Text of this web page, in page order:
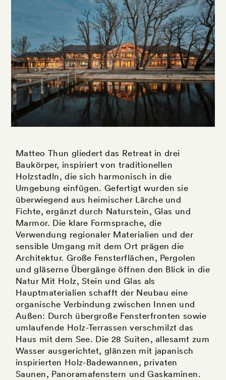
Matteo Thun gliedert das Retreat in drei
Baukörper, inspiriert von traditionellen
Holzstadln, die sich harmonisch in die
Umgebung einfügen. Gefertigt wurden sie
überwiegend aus heimischer Lärche und
Fichte, ergänzt durch Naturstein, Glas und
Marmor. Die klare Formsprache, die
Verwendung regionaler Materialien und der
sensible Umgang mit dem Ort prägen die
Architektur. Große Fensterflächen, Pergolen
und gläserne Übergänge öffnen den Blick in die
Natur Mit Holz, Stein und Glas als
Hauptmaterialien schafft der Neubau eine
organische Verbindung zwischen Innen und
Außen: Durch übergroße Fensterfronten sowie
umlaufende Holz-Terrassen verschmilzt das
Haus mit dem See. Die 28 Suiten, allesamt zum
Wasser ausgerichtet, glänzen mit japanisch
inspirierten Holz-Badewannen, privaten
Saunen, Panoramafenstern und Gaskaminen.